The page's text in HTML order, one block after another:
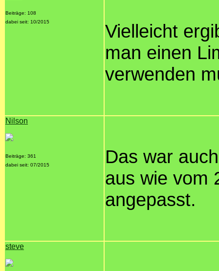
Beiträge: 108
dabei seit: 10/2015
Vielleicht
man einen
verwenden
Nilson
Beiträge: 361
dabei seit: 07/2015
Das war
aus wie vom
angepasst.
steve